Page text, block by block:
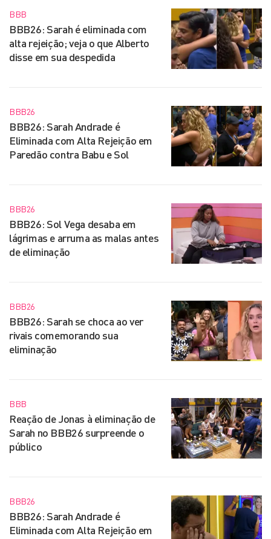
BBB
BBB26: Sarah é eliminada com
alta rejeição; veja o que Alberto
disse em sua despedida
BBB26
BBB26: Sarah Andrade é
Eliminada com Alta Rejeição em
Paredão contra Babu e Sol
BBB26
BBB26: Sol Vega desaba em
lágrimas e arruma as malas antes
de eliminação
BBB26
BBB26: Sarah se choca ao ver
rivais comemorando sua
eliminação
BBB
Reação de Jonas à eliminação de
Sarah no BBB26 surpreende o
público
BBB26
BBB26: Sarah Andrade é
Eliminada com Alta Rejeição em